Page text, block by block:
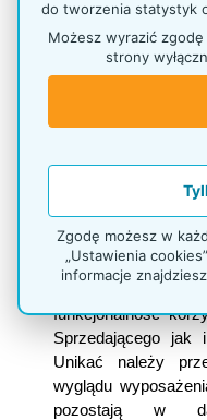
Zarówno w fazie
projektu
trwałość
również
ważne staje się
ze
pomoże i doradzi
przydatne w
funkcjonalność
Sprzedającego jak
Unikać należy
wyglądu
pozostają w
do tworzenia statystyk
Możesz wyrazić
strony
Zgodę możesz w
„Ustawienia
informacje